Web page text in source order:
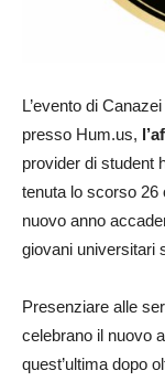
L’evento di
presso Hum.us,
provider di student
tenuta lo scorso 26
nuovo anno
giovani universitari
Presenziare alle
celebrano il nuovo
quest’ultima dopo